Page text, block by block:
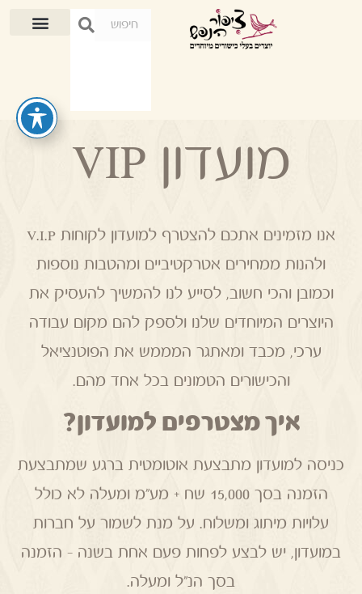
מועדון VIP
אנו מזמינים אתכם להצטרף למועדון לקוחות V.I.P
ולהנות ממחירים אטרקטיביים ומהטבות נוספות
וכמובן והכי חשוב, לסייע לנו להמשיך להעסיק את
היוצרים המיוחדים שלנו ולספק להם מקום עבודה
ערכי, מכבד ומאתגר המממש את הפוטנציאל
והכישורים הטמונים בכל אחד מהם.
איך מצטרפים למועדון?
כניסה למועדון מתבצעת אוטומטית ברגע שמתבצעת
הזמנה בסך 15,000 שח + מע”מ ומעלה לא כולל
עלויות מיתוג ומשלוח. על מנת לשמור על חברות
במועדון, יש לבצע לפחות פעם אחת בשנה – הזמנה
בסך הנ”ל ומעלה.